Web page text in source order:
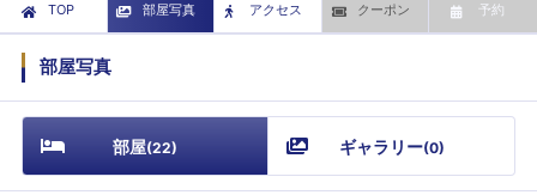
TOP 部屋写真 アクセス クーポン 予約
部屋写真
部屋(22) ギャラリー(0)